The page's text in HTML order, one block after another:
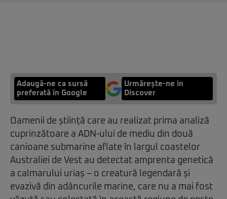
Adaugă-ne ca sursă
preferată în Google
Urmărește-ne in
Discover
Oamenii de știință care au realizat prima analiză
cuprinzătoare a ADN-ului de mediu din două
canioane submarine aflate în largul coastelor
Australiei de Vest au detectat amprenta genetică
a calmarului uriaș – o creatură legendară și
evazivă din adâncurile marine, care nu a mai fost